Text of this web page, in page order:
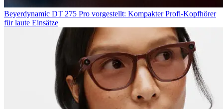
Beyerdynamic DT 275 Pro vorgestellt: Kompakter Profi-Kopfhörer
für laute Einsätze